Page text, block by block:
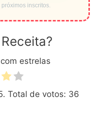
inscritos.
estrelas
Total de votos: 36